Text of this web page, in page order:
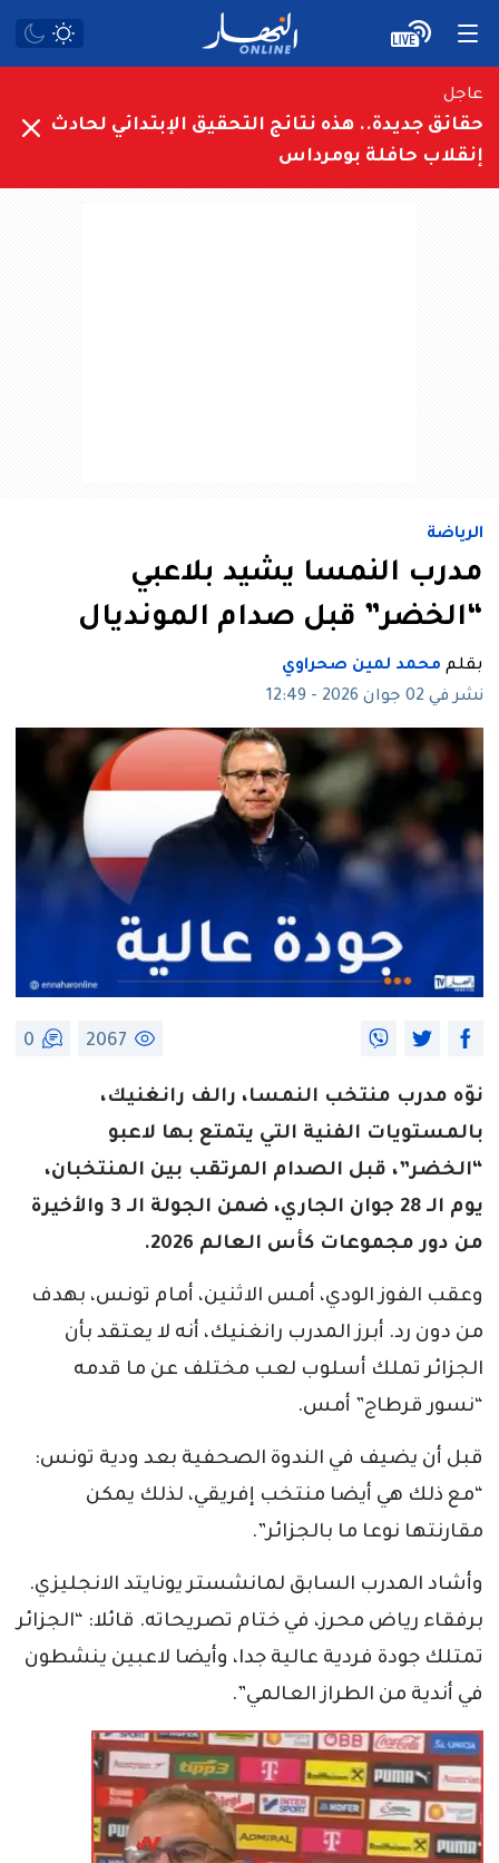
عاجل
حقائق جديدة.. هذه نتائج التحقيق الإبتدائي لحادث
إنقلاب حافلة بومرداس
الرياضة
مدرب النمسا يشيد بلاعبي
“الخضر” قبل صدام المونديال
بقلم محمد لمين صحراوي
نشر في 02 جوان 2026 - 12:49
2067
0
نوّه مدرب منتخب النمسا، رالف رانغنيك،
بالمستويات الفنية التي يتمتع بها لاعبو
“الخضر”، قبل الصدام المرتقب بين المنتخبان،
يوم الـ 28 جوان الجاري، ضمن الجولة الـ 3 والأخيرة
من دور مجموعات كأس العالم 2026.
وعقب الفوز الودي، أمس الاثنين، أمام تونس، بهدف
من دون رد. أبرز المدرب رانغنيك، أنه لا يعتقد بأن
الجزائر تملك أسلوب لعب مختلف عن ما قدمه
“نسور قرطاج” أمس.
قبل أن يضيف في الندوة الصحفية بعد ودية تونس:
“مع ذلك هي أيضا منتخب إفريقي، لذلك يمكن
مقارنتها نوعا ما بالجزائر”.
وأشاد المدرب السابق لمانشستر يونايتد الانجليزي.
برفقاء رياض محرز، في ختام تصريحاته. قائلا: “الجزائر
تمتلك جودة فردية عالية جدا، وأيضا لاعبين ينشطون
في أندية من الطراز العالمي”.
مشغل
الفيديو